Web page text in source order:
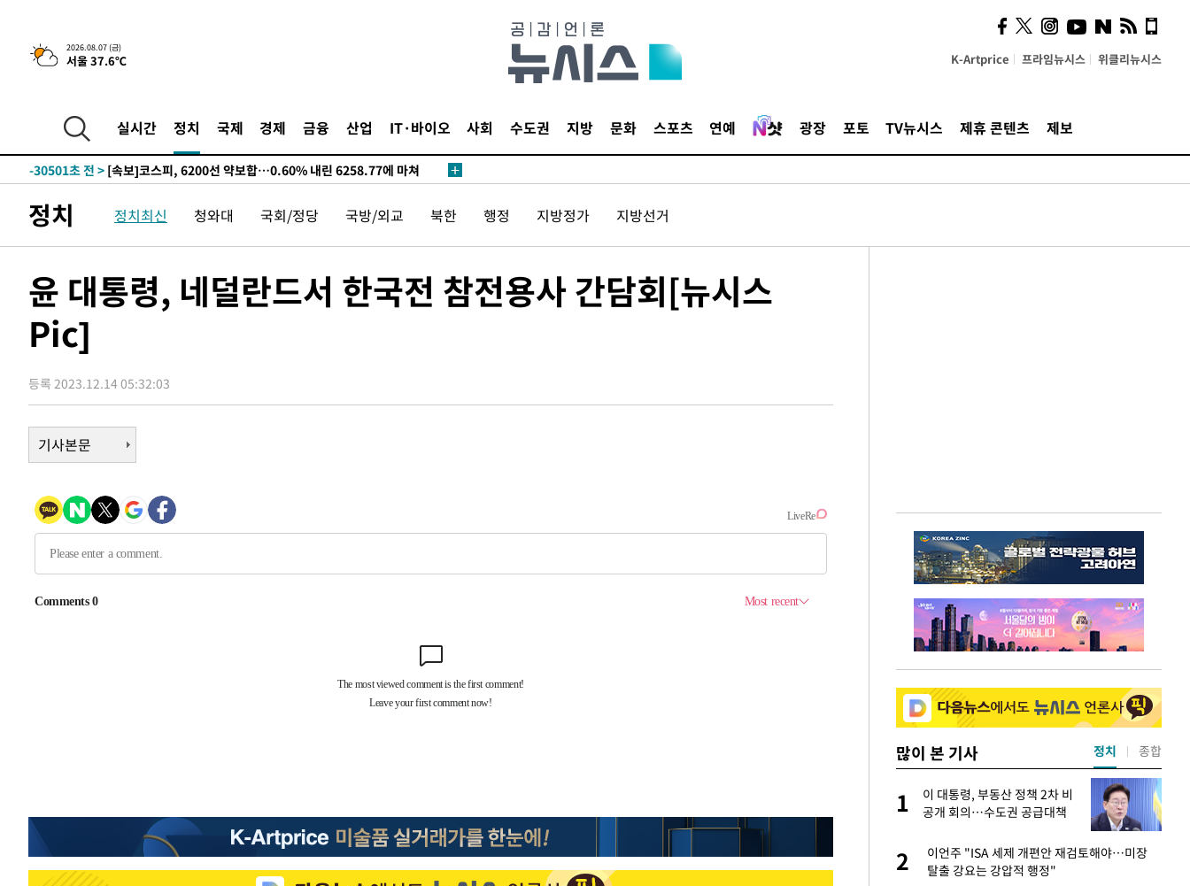
2026.08.07 (금)
서울 37.6℃ K-Artprice 프라임뉴시스 위클리뉴시스
실시간 정치 국제 경제 금융 산업 IT·바이오 사회 수도권 지방 문화 스포츠 연예 광장 포토 TV뉴시스 제휴 콘텐츠 제보
-7228초 전 >[속보]원·달러 환율, 오전 9시 1423.8원
-30548초 전 >
[속보]코스닥, 2.86포인트(0.36%) 내린 798.81마감
-30501초 전 >[속보]코스피, 6200선 약보합…0.60% 내린 6258.77에 마쳐
-30481초 전 > [속보]원·달러 환율, 7.7원 내린 1416.1원 마감
-30370초 전 >
-27460초 전 > [속보]종합특검, '계엄 수용공간 확보' 신용해 前교정본부장 기소
-26333초 전 >외신들도 주목한 韓축구 파문…"국민적 공분에 수사 재개"
-26304초 전 >11시간 압수수색에 성접대 파문까지…'쑥대밭' 된 축구협회
-25326초 전 >[속보]규제합리화위원회 부위원장에 김태유 서울대 공대 교수…이
병태 후임
-21684초 전 >
-17009초 전 >
-14169초 전 > [속보]'채상병 순직 책임' 임성근, 항소심도 징역 3년
-14035초 전 >[속보]종합특검, '관저이전 봐주기 감사' 유병호 구속기소
-10635초 전 >민주 콩고 에볼라환자 4천명 돌파, 4053명 발생 1850명 사망
-9885초 전 >
[속보]'300억원대 사기 혐의' 차가원 대표 구속 송치
-7592초 전 >[속보]경찰·노동부, HL만도 평택사업장 끼임 사망 관련 압수수색
-7473초 전 >[속보]합수본, '투표율 허위 입력' 중앙·서울·경기도 선관위 등 9곳
압수수색
-7228초 전 >[속보]원·달러 환율, 오전 9시 1423.8원
-31561초 전 >여자배구 이재영·이다영 자매, 아제르바이잔 투란VC 입단
-30814초 전 >
[속보] 노원서 40.1도 관측…서울, 2018년 이후 첫 40도
병태 후임
-21684초 전 >[속보]국힘 윤리위, '돌려차기 발언' 진종오·서범수 징계 절차 개시
-17009초 전 >
[속보] 7월 중국 수출 23.9%↑ 수입 27.5%↑…무역총액
25.3%↑
-14169초 전 >[속보]'채상병 순직 책임' 임성근, 항소심도 징역 3년
정치 정치최신 청와대 국회/정당 국방/외교 북한 행정 지방정가 지방선거
윤 대통령, 네덜란드서 한국전 참전용사 간담회[뉴시스
Pic]
등록 2023.12.14 05:32:03
기사본문
많이 본 기사
2 전현무 "전 연인 집착에 친구들과 연락 끊어"
1
이 대통령, 부동산 정책 2차 비
공개 회의…수도권 공급대책
2
이언주 "ISA 세제 개편안 재검토해야…미장
탈출 강요는 강압적 행정"
정치 종합